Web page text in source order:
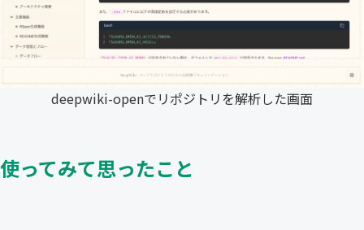
deepwiki-openでリポジトリを解析した画面
使ってみて思ったこと